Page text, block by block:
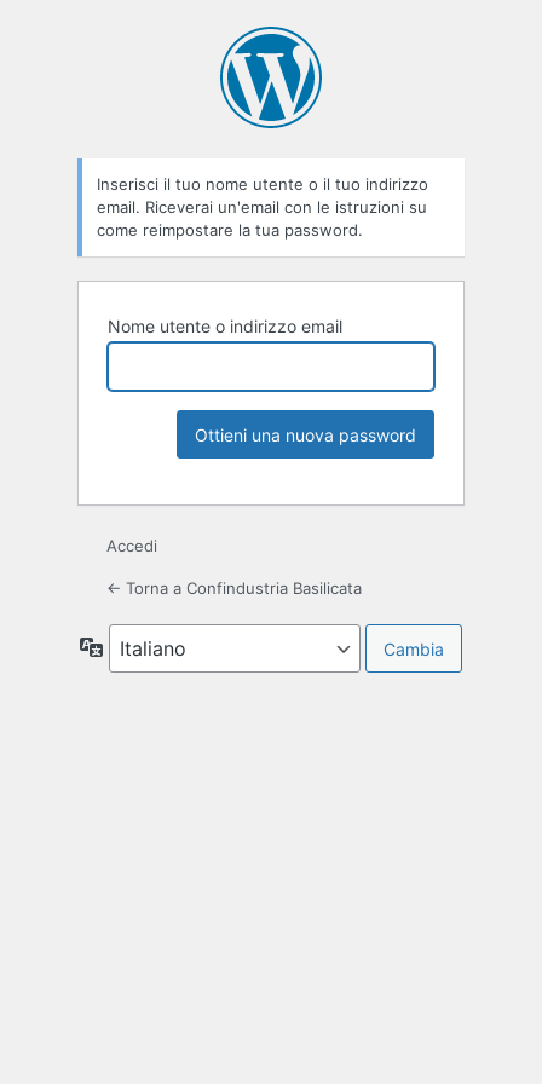
Inserisci il tuo nome utente o il tuo indirizzo
email. Riceverai un'email con le istruzioni su
come reimpostare la tua password.
Nome utente o indirizzo email
Accedi
← Torna a Confindustria Basilicata
Lingua